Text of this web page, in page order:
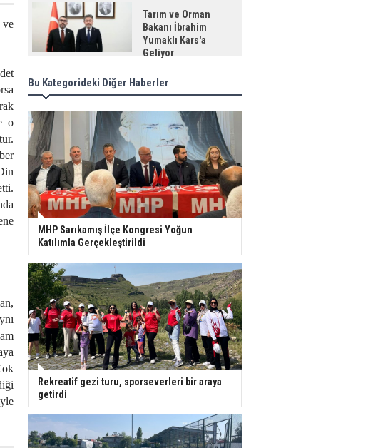
ve
o
Tarım ve Orman
Bakanı İbrahim
Yumaklı Kars'a
Geliyor
Bu Kategorideki Diğer Haberler
MHP Sarıkamış İlçe Kongresi Yoğun
Katılımla Gerçekleştirildi
Rekreatif gezi turu, sporseverleri bir araya
getirdi